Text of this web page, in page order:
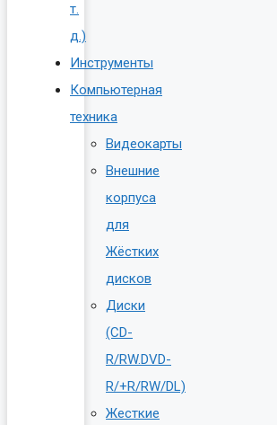
т.
д.)
Инструменты
Компьютерная
техника
Видеокарты
Внешние
корпуса
для
Жёстких
дисков
Диски
(CD-
R/RW.DVD-
R/+R/RW/DL)
Жесткие